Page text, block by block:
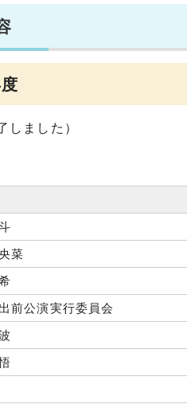
しました）
菜
前公演実行委員会